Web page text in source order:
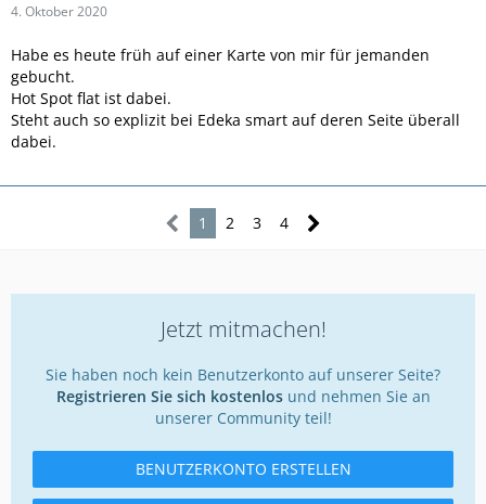
4. Oktober 2020
Habe es heute früh auf einer Karte von mir für jemanden
gebucht.
Hot Spot flat ist dabei.
Steht auch so explizit bei Edeka smart auf deren Seite überall
dabei.
1 2 3 4
Jetzt mitmachen!
Sie haben noch kein Benutzerkonto auf unserer Seite?
Registrieren Sie sich kostenlosund nehmen Sie an
unserer Community teil!
BENUTZERKONTO ERSTELLEN